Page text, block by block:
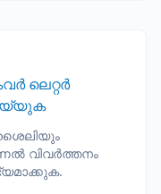
ലെറ്റർ
വിവർത്തനം